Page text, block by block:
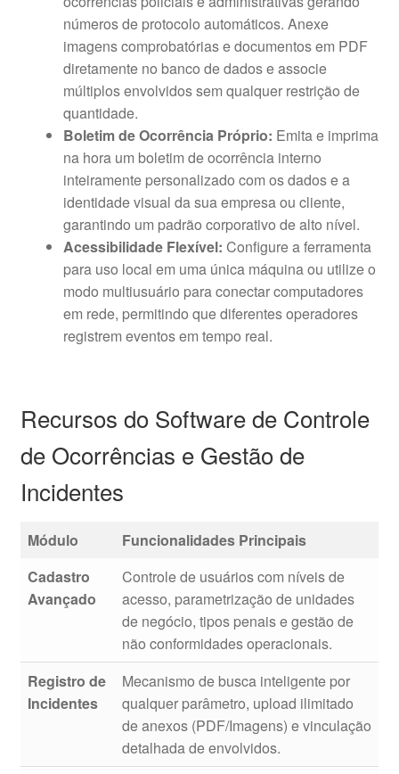
números de protocolo automáticos. Anexe
imagens comprobatórias e documentos em PDF
diretamente no banco de dados e associe
múltiplos envolvidos sem qualquer restrição de
quantidade.
Boletim de Ocorrência Próprio: Emita e imprima
na hora um boletim de ocorrência interno
inteiramente personalizado com os dados e a
identidade visual da sua empresa ou cliente,
garantindo um padrão corporativo de alto nível.
Acessibilidade Flexível: Configure a ferramenta
para uso local em uma única máquina ou utilize o
modo multiusuário para conectar computadores
em rede, permitindo que diferentes operadores
registrem eventos em tempo real.
Recursos do Software de Controle
de Ocorrências e Gestão de
Incidentes
Módulo
Funcionalidades Principais
Cadastro
Avançado
Controle de usuários com níveis de
acesso, parametrização de unidades
de negócio, tipos penais e gestão de
não conformidades operacionais.
Registro de
Incidentes
Mecanismo de busca inteligente por
qualquer parâmetro, upload ilimitado
de anexos (PDF/Imagens) e vinculação
detalhada de envolvidos.